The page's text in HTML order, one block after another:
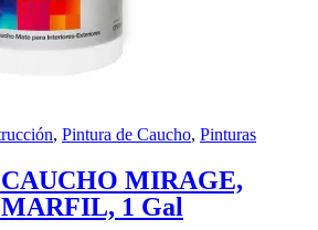
, Pintura de Caucho, Pinturas
MIRAGE,
1 Gal